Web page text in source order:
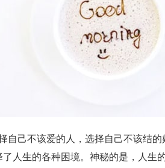
自己不该爱的人，选择自己不该结
人生的各种困境。神秘的是，人生